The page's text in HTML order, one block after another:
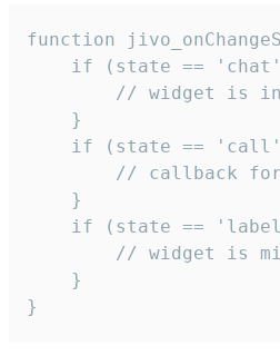
function
if (state ==
// widget is
    }
if (state ==
// callback
    }
if (state ==
// widget is
    }
}